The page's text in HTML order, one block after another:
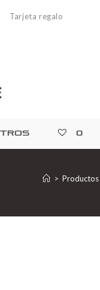
Tarjeta regalo
0
> Productos